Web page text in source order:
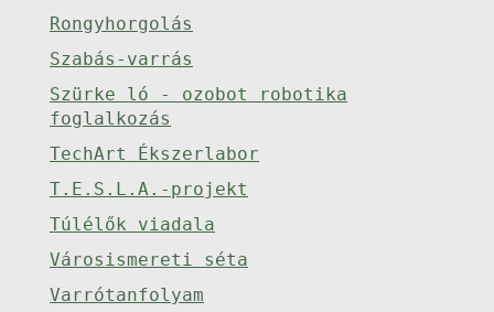
Rongyhorgolás
Szabás-varrás
Szürke ló - ozobot robotika
foglalkozás
TechArt Ékszerlabor
T.E.S.L.A.-projekt
Túlélők viadala
Városismereti séta
Varrótanfolyam